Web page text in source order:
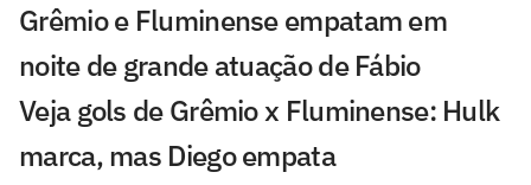
Grêmio e Fluminense empatam em
noite de grande atuação de Fábio
Veja gols de Grêmio x Fluminense: Hulk
marca, mas Diego empata